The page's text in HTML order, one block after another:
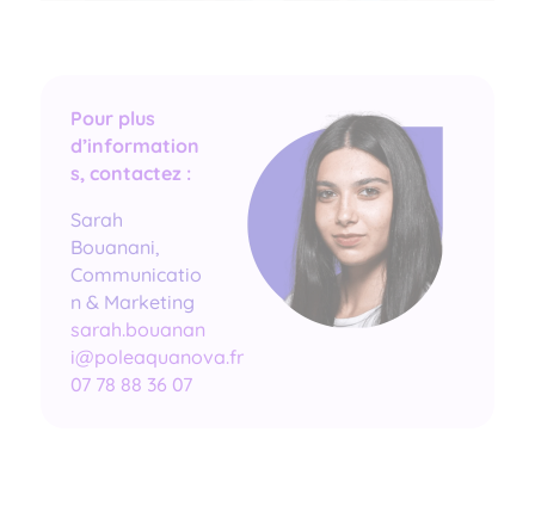
Pour plus
d’information
s, contactez :
Sarah
Bouanani,
Communicatio
n & Marketing
sarah.bouanan
i@poleaquanova.fr
07 78 88 36 07